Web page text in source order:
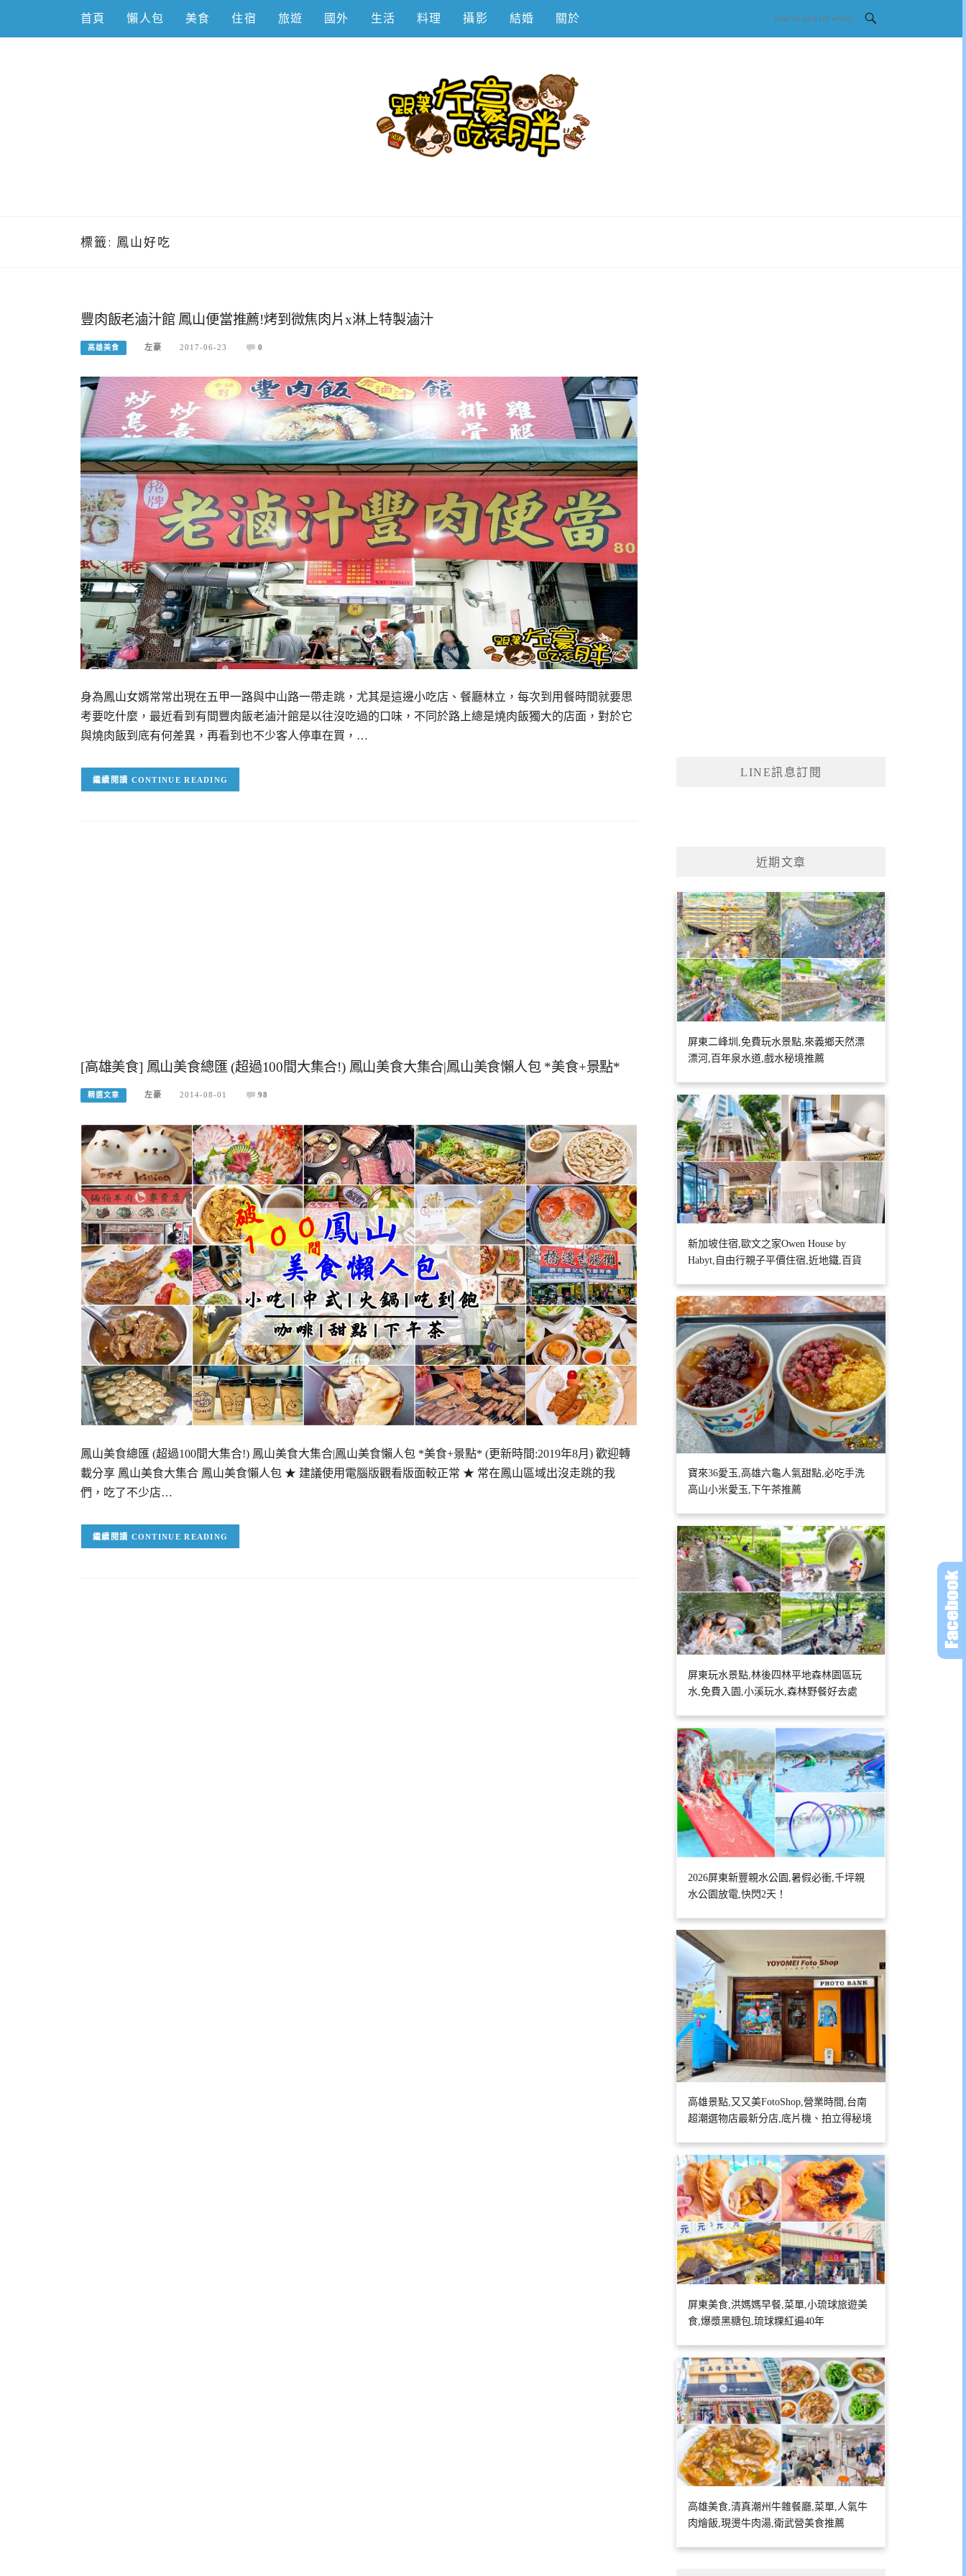
content
首頁 懶人包 美食 住宿 旅遊 國外 生活 料理 攝影 結婚 關於
標籤: 鳳山好吃
豐肉飯老滷汁館 鳳山便當推薦!烤到微焦肉片x淋上特製滷汁
高雄美食 左豪 2017-06-23 0
身為鳳山女婿常常出現在五甲一路與中山路一帶走跳，尤其是這邊小吃店、餐廳林立，每次到用餐時間就要思
考要吃什麼，最近看到有間豐肉飯老滷汁館是以往沒吃過的口味，不同於路上總是燒肉飯獨大的店面，對於它
與燒肉飯到底有何差異，再看到也不少客人停車在買，…
CONTINUE READING
[高雄美食] 鳳山美食總匯 (超過100間大集合!) 鳳山美食大集合|鳳山美食懶人包 *美食+景點*
精選文章 左豪 2014-08-01 98
鳳山美食總匯 (超過100間大集合!) 鳳山美食大集合|鳳山美食懶人包 *美食+景點* (更新時間:2019年8月) 歡迎轉
載分享 鳳山美食大集合 鳳山美食懶人包 ★ 建議使用電腦版觀看版面較正常 ★ 常在鳳山區域出沒走跳的我
們，吃了不少店…
CONTINUE READING
LINE訊息訂閱
近期文章
屏東二峰圳,免費玩水景點,來義鄉天然漂
漂河,百年泉水道,戲水秘境推薦
新加坡住宿,歐文之家Owen House by
Habyt,自由行親子平價住宿,近地鐵,百貨
寶來36愛玉,高雄六龜人氣甜點,必吃手洗
高山小米愛玉,下午茶推薦
屏東玩水景點,林後四林平地森林園區玩
水,免費入園,小溪玩水,森林野餐好去處
2026屏東新豐親水公園,暑假必衝,千坪親
水公園放電,快閃2天！
高雄景點,又又美FotoShop,營業時間,台南
超潮選物店最新分店,底片機、拍立得秘境
屏東美食,洪媽媽早餐,菜單,小琉球旅遊美
食,爆漿黑糖包,琉球粿紅遍40年
高雄美食,清真潮州牛雜餐廳,菜單,人氣牛
肉燴飯,現燙牛肉湯,衛武營美食推薦